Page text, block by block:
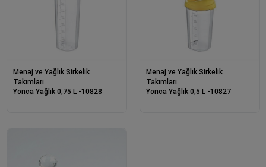
Menaj ve Yağlık Sirkelik
Takımları
Yonca Yağlık 0,75 L -10828
Menaj ve Yağlık Sirkelik
Takımları
Yonca Yağlık 0,5 L -10827